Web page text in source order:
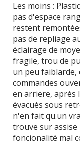
Les moins :
pas d'espace
restent
pas de repliage
éclairage de
fragile, trou de
un peu faiblarde,
commandes
en arriere, après
évacués sous
n'en fait qu.un
trouve sur assise
foncionalité mal